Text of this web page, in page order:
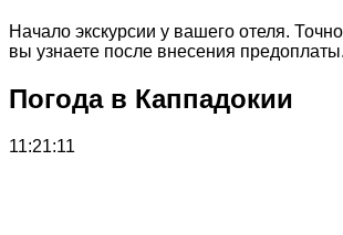
Начало экскурсии у вашего отеля.
вы узнаете после внесения предоплаты.
Погода в Каппадокии
11:21:11